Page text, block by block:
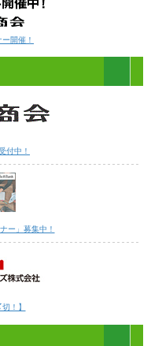
開催！
付中！
ー」募集中！
！】